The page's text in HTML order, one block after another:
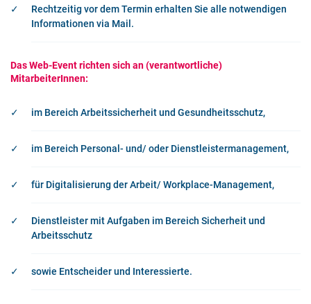
Rechtzeitig vor dem Termin erhalten Sie alle notwendigen
Informationen via Mail.
Das Web-Event richten sich an (verantwortliche)
MitarbeiterInnen:
im Bereich Arbeitssicherheit und Gesundheitsschutz,
im Bereich Personal- und/ oder Dienstleistermanagement,
für Digitalisierung der Arbeit/ Workplace-Management,
Dienstleister mit Aufgaben im Bereich Sicherheit und
Arbeitsschutz
sowie Entscheider und Interessierte.